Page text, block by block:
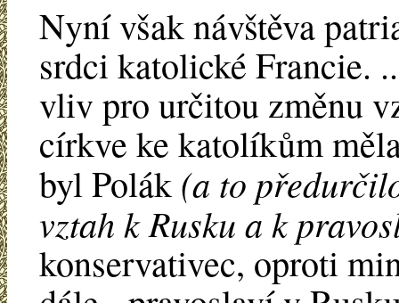
Nyní však návštěva
srdci katolické Francie.
vliv pro určitou změnu
církve ke katolíkům
byl Polák(a to
vztah k Rusku a k
konservativec, oproti